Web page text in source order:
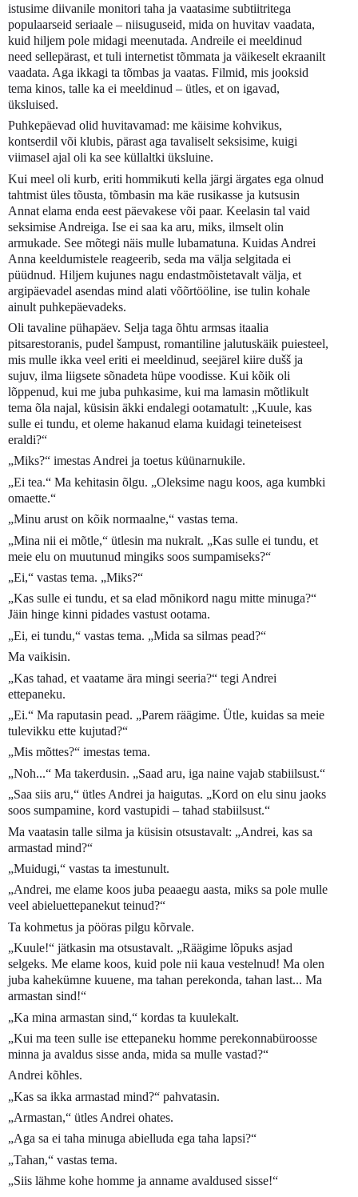
istusime diivanile monitori taha ja vaatasime subtiitritega
populaarseid seriaale – niisuguseid, mida on huvitav vaadata,
kuid hiljem pole midagi meenutada. Andreile ei meeldinud
need sellepärast, et tuli internetist tõmmata ja väikeselt ekraanilt
vaadata. Aga ikkagi ta tõmbas ja vaatas. Filmid, mis jooksid
tema kinos, talle ka ei meeldinud – ütles, et on igavad,
üksluised.
Puhkepäevad olid huvitavamad: me käisime kohvikus,
kontserdil või klubis, pärast aga tavaliselt seksisime, kuigi
viimasel ajal oli ka see küllaltki üksluine.
Kui meel oli kurb, eriti hommikuti kella järgi ärgates ega olnud
tahtmist üles tõusta, tõmbasin ma käe rusikasse ja kutsusin
Annat elama enda eest päevakese või paar. Keelasin tal vaid
seksimise Andreiga. Ise ei saa ka aru, miks, ilmselt olin
armukade. See mõtegi näis mulle lubamatuna. Kuidas Andrei
Anna keeldumistele reageerib, seda ma välja selgitada ei
püüdnud. Hiljem kujunes nagu endastmõistetavalt välja, et
argipäevadel asendas mind alati võõrtööline, ise tulin kohale
ainult puhkepäevadeks.
Oli tavaline pühapäev. Selja taga õhtu armsas itaalia
pitsarestoranis, pudel šampust, romantiline jalutuskäik puiesteel,
mis mulle ikka veel eriti ei meeldinud, seejärel kiire dušš ja
sujuv, ilma liigsete sõnadeta hüpe voodisse. Kui kõik oli
lõppenud, kui me juba puhkasime, kui ma lamasin mõtlikult
tema õla najal, küsisin äkki endalegi ootamatult: „Kuule, kas
sulle ei tundu, et oleme hakanud elama kuidagi teineteisest
eraldi?“
„Miks?“ imestas Andrei ja toetus küünarnukile.
„Ei tea.“ Ma kehitasin õlgu. „Oleksime nagu koos, aga kumbki
omaette.“
„Minu arust on kõik normaalne,“ vastas tema.
„Mina nii ei mõtle,“ ütlesin ma nukralt. „Kas sulle ei tundu, et
meie elu on muutunud mingiks soos sumpamiseks?“
„Ei,“ vastas tema. „Miks?“
„Kas sulle ei tundu, et sa elad mõnikord nagu mitte minuga?“
Jäin hinge kinni pidades vastust ootama.
„Ei, ei tundu,“ vastas tema. „Mida sa silmas pead?“
Ma vaikisin.
„Kas tahad, et vaatame ära mingi seeria?“ tegi Andrei
ettepaneku.
„Ei.“ Ma raputasin pead. „Parem räägime. Ütle, kuidas sa meie
tulevikku ette kujutad?“
„Mis mõttes?“ imestas tema.
„Noh...“ Ma takerdusin. „Saad aru, iga naine vajab stabiilsust.“
„Saa siis aru,“ ütles Andrei ja haigutas. „Kord on elu sinu jaoks
soos sumpamine, kord vastupidi – tahad stabiilsust.“
Ma vaatasin talle silma ja küsisin otsustavalt: „Andrei, kas sa
armastad mind?“
„Muidugi,“ vastas ta imestunult.
„Andrei, me elame koos juba peaaegu aasta, miks sa pole mulle
veel abieluettepanekut teinud?“
Ta kohmetus ja pööras pilgu kõrvale.
„Kuule!“ jätkasin ma otsustavalt. „Räägime lõpuks asjad
selgeks. Me elame koos, kuid pole nii kaua vestelnud! Ma olen
juba kahekümne kuuene, ma tahan perekonda, tahan last... Ma
armastan sind!“
„Ka mina armastan sind,“ kordas ta kuulekalt.
„Kui ma teen sulle ise ettepaneku homme perekonnabüroosse
minna ja avaldus sisse anda, mida sa mulle vastad?“
Andrei kõhles.
„Kas sa ikka armastad mind?“ pahvatasin.
„Armastan,“ ütles Andrei ohates.
„Aga sa ei taha minuga abielluda ega taha lapsi?“
„Tahan,“ vastas tema.
„Siis lähme kohe homme ja anname avaldused sisse!“